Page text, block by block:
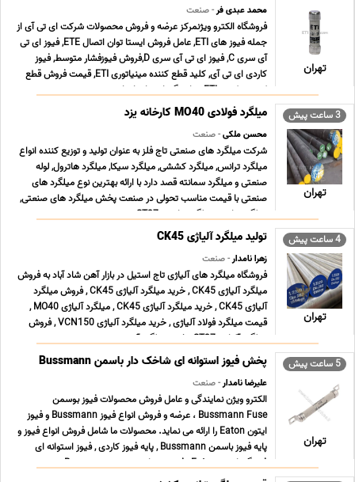
تهران
محمد عبدی فر- صنعت
فروشگاه الکترو ویژنمرکز عرضه و فروش محصولات شرکت ای تی آی از
جمله فیوز های ETI, عامل فروش ایستا توان اتصال ETE, فیوز ای تی
آی سری C, فیوز ای تی آی سری D,فروش فیوزفشار متوسط, فیوز
کاردی ای تی آی, کلید قطع کننده مینیاتوری ETI, قیمت فروش قطع
کننده ترکیبی ETI, نمایندگی ایستا توان اتص ... ...
3 ساعت پیش
تهران
میلگرد فولادی MO40 کارخانه یزد
محسن ملکی- صنعت
شرکت میلگرد های صنعتی تاج فلز به عنوان تولید و توزیع کننده انواع
میلگرد ترانس, میلگرد کششی, میلگرد سیکا, میلگرد هاترول, لوله
صنعتی و میلگرد سمانته قصد دارد با ارائه بهترین نوع میلگرد های
صنعتی با قیمت مناسب تحولی در صنعت پخش میلگرد های صنعتی,
میلگرد ترانس, میلگرد ترانسی ST37 , می ... ...
4 ساعت پیش
تهران
تولید میلگرد آلیاژی CK45
زهرا نامدار- صنعت
فروشگاه میلگرد های آلیاژی تاج استیل در بازار آهن شاد آباد به فروش
میلگرد آلیاژی CK45 , خرید میلگرد آلیاژی CK45 , فروش میلگرد
آلیاژی CK45 , خرید میلگرد آلیاژی CK45 , میلگرد آلیاژی MO40 ,
قیمت میلگرد فولاد آلیاژی , خرید میلگرد آلیاژی VCN150 , فروش
میلگرد آلیاژی ST37 , خرید میلگرد آ ... ...
5 ساعت پیش
تهران
پخش فیوز استوانه ای شاخک دار باسمن Bussmann
علیرضا نامدار- صنعت
الکترو ویژن نمایندگی و عامل فروش محصولات فیوز بوسمن
Bussmann Fuse ، عرضه و فروش انواع فیوز Bussmann و فیوز
ایتون Eaton را ارائه می نماید. محصولات ما شامل فروش انواع فیوز و
پایه فیوز باسمن Bussmann , پایه فیوز کاردی , فیوز استوانه ای
فشنگی ایتون Eaton , فیوز مینیاتوری بوسمن Bussma ... ...